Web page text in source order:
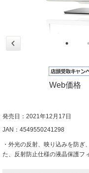
Web価格
発売日：2021年12月17日
JAN：4549550241298
・外光の反射、映り込みを防
た、反射防止仕様の液晶保護フ